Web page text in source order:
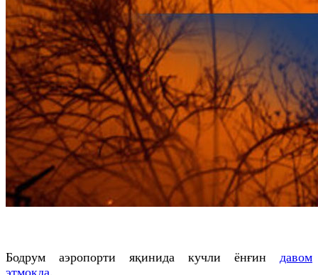
Бодрум аэропорти яқинида кучли ёнғин давом
этмоқда.